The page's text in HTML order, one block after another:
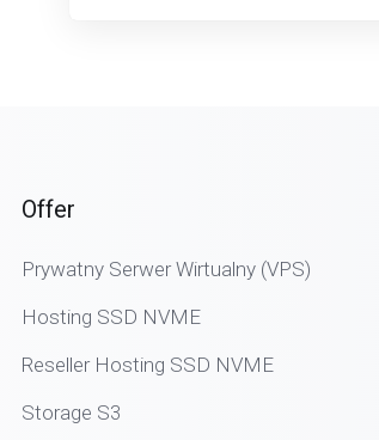
Offer
Prywatny Serwer Wirtualny (VPS)
Hosting SSD NVME
Reseller Hosting SSD NVME
Storage S3